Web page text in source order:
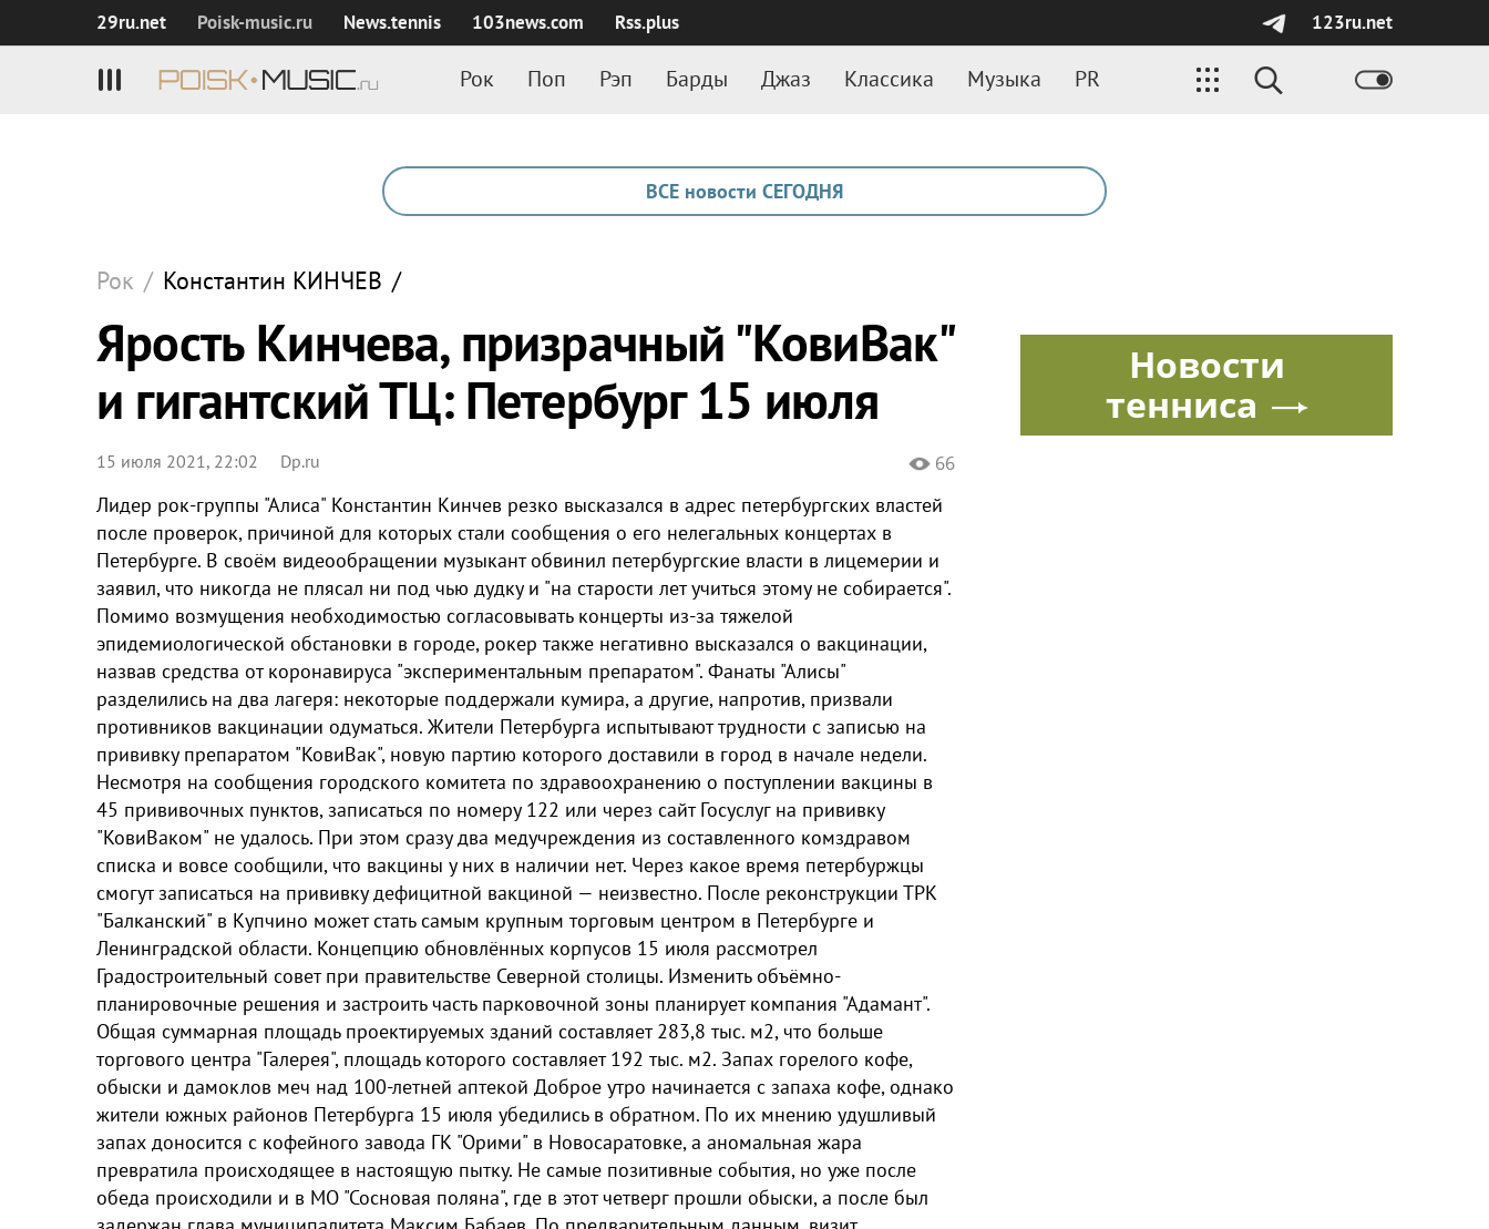
29ru.net Poisk‑music.ru News.tennis 103news.com Rss.plus 123ru.net
Рок Поп Рэп Барды Джаз Классика Музыка PR
ВСЕ новости СЕГОДНЯ
Рок / Константин КИНЧЕВ /
Ярость Кинчева, призрачный "КовиВак"
и гигантский ТЦ: Петербург 15 июля
15 июля 2021, 22:02 Dp.ru 66
Лидер рок-группы "Алиса" Константин Кинчев резко высказался в адрес петербургских властей
после проверок, причиной для которых стали сообщения о его нелегальных концертах в
Петербурге. В своём видеообращении музыкант обвинил петербургские власти в лицемерии и
заявил, что никогда не плясал ни под чью дудку и "на старости лет учиться этому не собирается".
Помимо возмущения необходимостью согласовывать концерты из-за тяжелой
эпидемиологической обстановки в городе, рокер также негативно высказался о вакцинации,
назвав средства от коронавируса "экспериментальным препаратом". Фанаты "Алисы"
разделились на два лагеря: некоторые поддержали кумира, а другие, напротив, призвали
противников вакцинации одуматься. Жители Петербурга испытывают трудности с записью на
прививку препаратом "КовиВак", новую партию которого доставили в город в начале недели.
Несмотря на сообщения городского комитета по здравоохранению о поступлении вакцины в
45 прививочных пунктов, записаться по номеру 122 или через сайт Госуслуг на прививку
"КовиВаком" не удалось. При этом сразу два медучреждения из составленного комздравом
списка и вовсе сообщили, что вакцины у них в наличии нет. Через какое время петербуржцы
смогут записаться на прививку дефицитной вакциной — неизвестно. После реконструкции ТРК
"Балканский" в Купчино может стать самым крупным торговым центром в Петербурге и
Ленинградской области. Концепцию обновлённых корпусов 15 июля рассмотрел
Градостроительный совет при правительстве Северной столицы. Изменить объёмно-
планировочные решения и застроить часть парковочной зоны планирует компания "Адамант".
Общая суммарная площадь проектируемых зданий составляет 283,8 тыс. м2, что больше
торгового центра "Галерея", площадь которого составляет 192 тыс. м2. Запах горелого кофе,
обыски и дамоклов меч над 100-летней аптекой Доброе утро начинается с запаха кофе, однако
жители южных районов Петербурга 15 июля убедились в обратном. По их мнению удушливый
запах доносится с кофейного завода ГК "Орими" в Новосаратовке, а аномальная жара
превратила происходящее в настоящую пытку. Не самые позитивные события, но уже после
обеда происходили и в МО "Сосновая поляна", где в этот четверг прошли обыски, а после был